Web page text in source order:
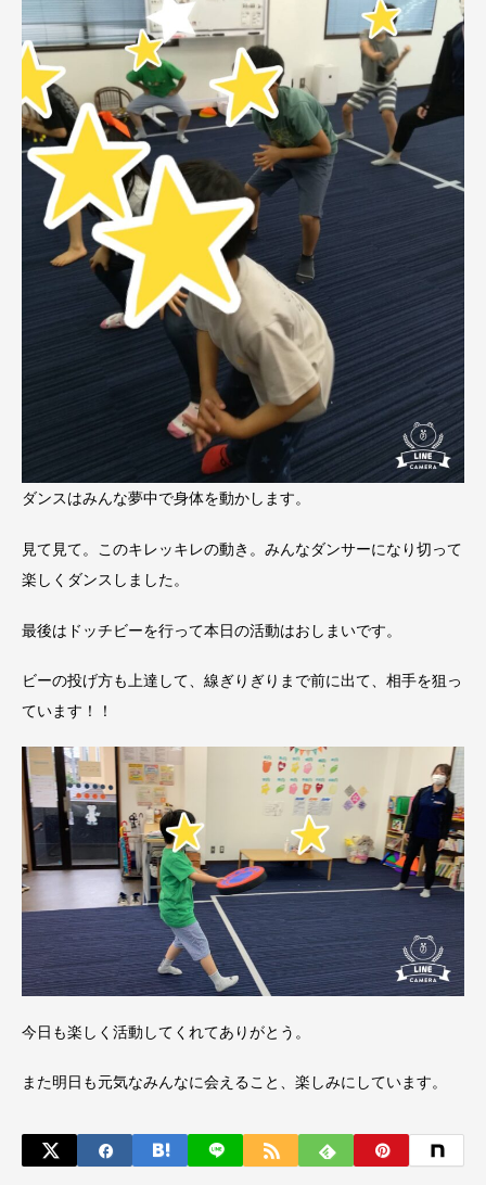
ダンスはみんな夢中で身体を動かします。
見て見て。このキレッキレの動き。みんなダンサーになり切って
楽しくダンスしました。
最後はドッチビーを行って本日の活動はおしまいです。
ビーの投げ方も上達して、線ぎりぎりまで前に出て、相手を狙っ
ています！！
今日も楽しく活動してくれてありがとう。
また明日も元気なみんなに会えること、楽しみにしています。